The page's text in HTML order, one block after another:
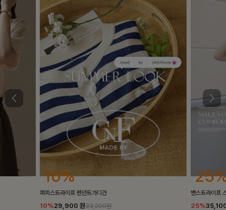
25%
밴스트라이프 스트링원피스
25%35,100 원46,800원
10%
[5천장돌파/
10%